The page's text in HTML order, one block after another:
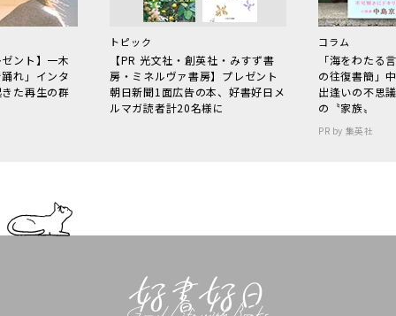
ント】一木
れ」インタ
た再生の群
トピック
【PR 光文社・創英社・みすず書
房・ミネルヴァ書房】プレゼント
朝日新聞1面広告の本、好書好日メ
ルマガ読者計20名様に
コラム
「海をわた
の往復書簡」
出逢いの不思
の〝家族〟
PR by 集英社